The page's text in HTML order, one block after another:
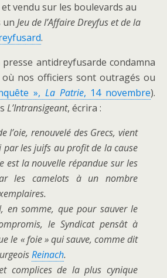
et vendu sur les boulevards au
un Jeu de l’Affaire Dreyfus et de la
.
antidreyfusarde condamna
nos officiers sont outragés ou
», La Patrie, 14 novembre).
L’Intransigeant, écrira :
l’oie, renouvelé des Grecs, vient
par les juifs au profit de la cause
est la nouvelle répandue sur les
les camelots à un nombre
en somme, que pour sauver le
le Syndicat pensât à
le « foie » qui sauve, comme dit
Reinach.
complices de la plus cynique